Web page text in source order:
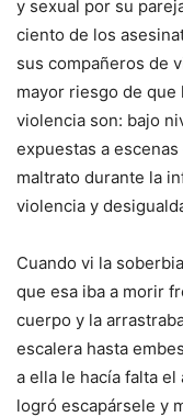
y sexual por su
ciento de los
sus compañeros de
mayor riesgo de que
violencia son: bajo
expuestas a
maltrato durante la
violencia y
Cuando vi la
que esa iba a morir
cuerpo y la
escalera hasta
a ella le hacía falta
logró escapársele y